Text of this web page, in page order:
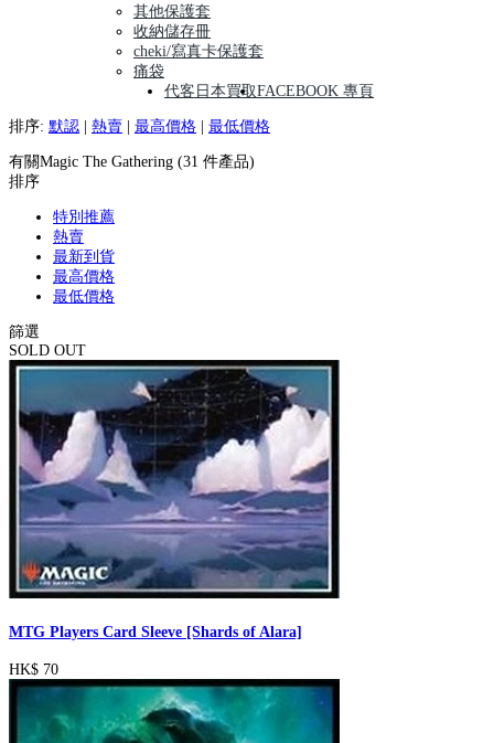
其他保護套
收納儲存冊
cheki/寫真卡保護套
痛袋
代客日本買取FACEBOOK 專頁
排序: 默認 熱賣 最高價格 最低價格
有關Magic The Gathering (31 件產品)
排序
特別推薦
熱賣
最新到貨
最高價格
最低價格
篩選
SOLD OUT
MTG Players Card Sleeve [Shards of Alara]
HK$ 70